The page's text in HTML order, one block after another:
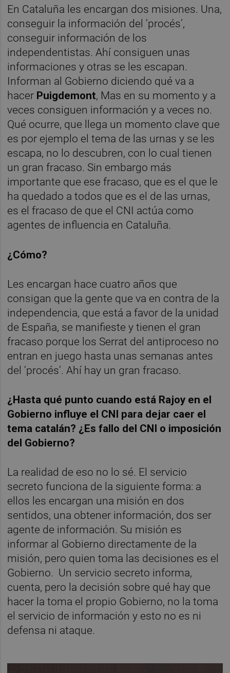
En Cataluña les encargan dos misiones. Una,
conseguir la información del ‘procés’,
conseguir información de los
independentistas. Ahí consiguen unas
informaciones y otras se les escapan.
Informan al Gobierno diciendo qué va a
hacer Puigdemont, Mas en su momento y a
veces consiguen información y a veces no.
Qué ocurre, que llega un momento clave que
es por ejemplo el tema de las urnas y se les
escapa, no lo descubren, con lo cual tienen
un gran fracaso. Sin embargo más
importante que ese fracaso, que es el que le
ha quedado a todos que es el de las urnas,
es el fracaso de que el CNI actúa como
agentes de influencia en Cataluña.
¿Cómo?
Les encargan hace cuatro años que
consigan que la gente que va en contra de la
independencia, que está a favor de la unidad
de España, se manifieste y tienen el gran
fracaso porque los Serrat del antiproceso no
entran en juego hasta unas semanas antes
del ‘procés’. Ahí hay un gran fracaso.
¿Hasta qué punto cuando está Rajoy en el
Gobierno influye el CNI para dejar caer el
tema catalán? ¿Es fallo del CNI o imposición
del Gobierno?
La realidad de eso no lo sé. El servicio
secreto funciona de la siguiente forma: a
ellos les encargan una misión en dos
sentidos, una obtener información, dos ser
agente de información. Su misión es
informar al Gobierno directamente de la
misión, pero quien toma las decisiones es el
Gobierno. Un servicio secreto informa,
cuenta, pero la decisión sobre qué hay que
hacer la toma el propio Gobierno, no la toma
el servicio de información y esto no es ni
defensa ni ataque.